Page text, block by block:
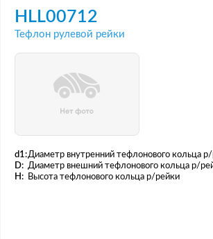
HLL00712
Тефлон рулевой рейки
d1:Диаметр внутренний тефлонового кольца
D: Диаметр внешний тефлонового кольца р/
H:
Высота тефлонового кольца р/рейки